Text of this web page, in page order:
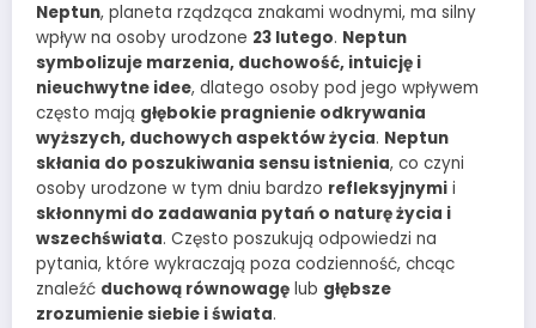
Neptun, planeta rządząca znakami wodnymi, ma silny
wpływ na osoby urodzone 23 lutego. Neptun
symbolizuje marzenia, duchowość, intuicję i
nieuchwytne idee, dlatego osoby pod jego wpływem
często mają głębokie pragnienie odkrywania
wyższych, duchowych aspektów życia. Neptun
skłania do poszukiwania sensu istnienia, co czyni
osoby urodzone w tym dniu bardzo refleksyjnymi i
skłonnymi do zadawania pytań o naturę życia i
wszechświata. Często poszukują odpowiedzi na
pytania, które wykraczają poza codzienność, chcąc
znaleźć duchową równowagę lub głębsze
zrozumienie siebie i świata.